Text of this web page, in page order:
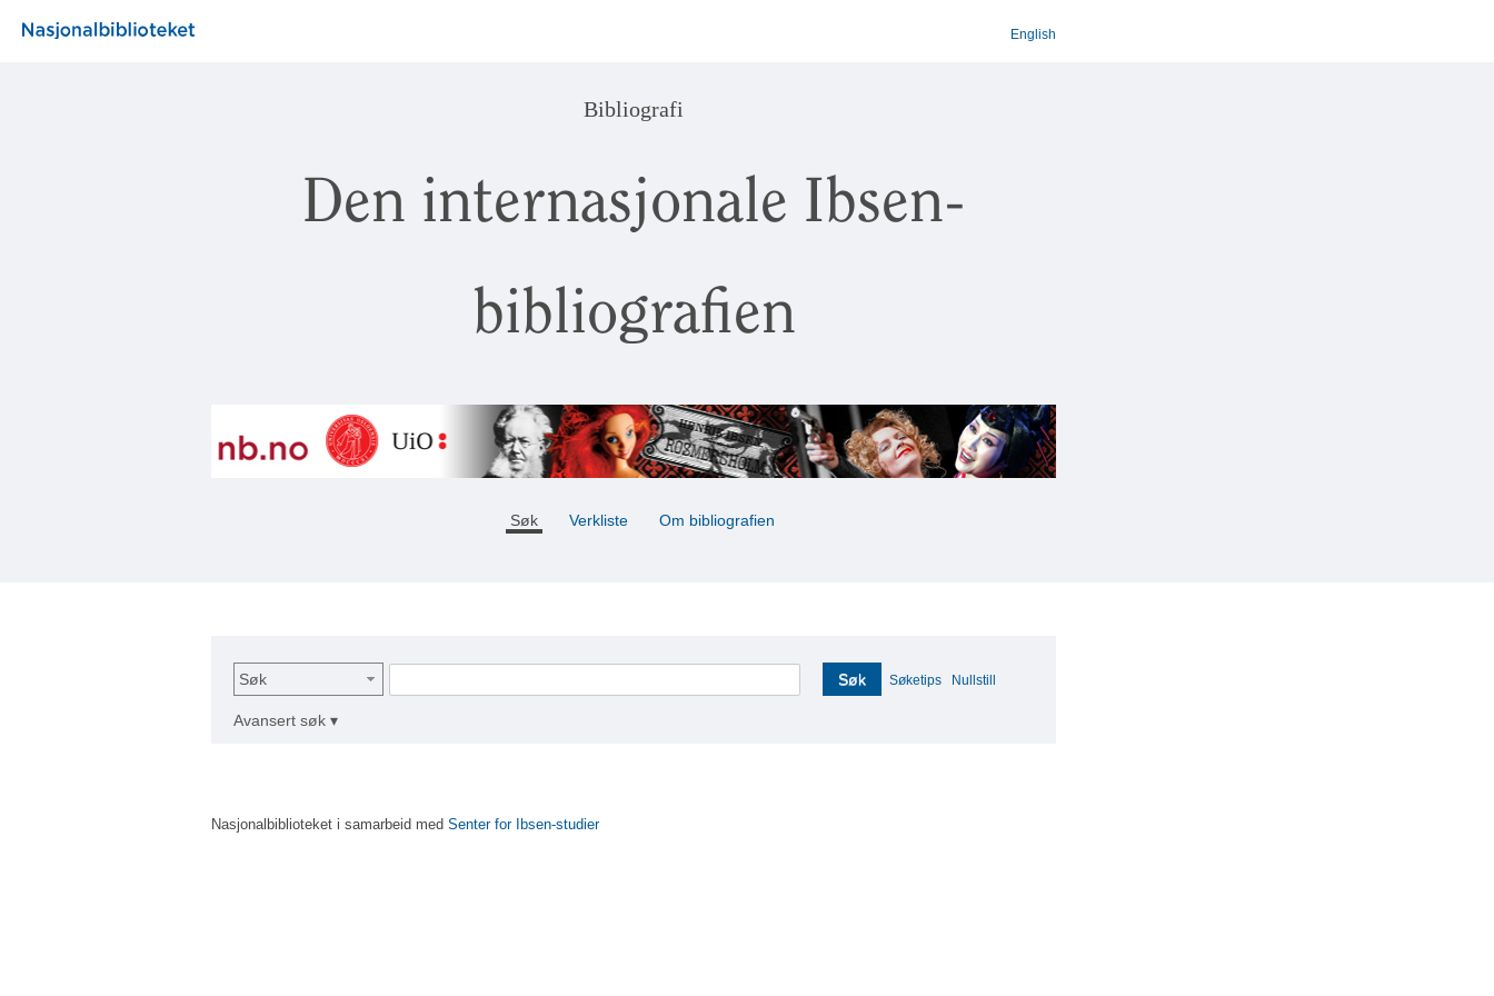
English
Bibliografi
Den internasjonale Ibsen-
bibliografien
Søk Verkliste Om bibliografien
Søk Søk Søketips Nullstill
Avansert søk ▾
Nasjonalbiblioteket i samarbeid med Senter for Ibsen-studier